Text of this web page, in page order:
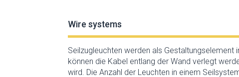
Wire systems
Seilzugleuchten werden als Gestaltungselement
können die Kabel entlang der Wand verlegt
wird. Die Anzahl der Leuchten in einem